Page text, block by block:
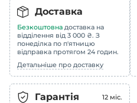
Доставка
Безкоштовна доставка на
відділення від 3 000 ₴. З
понеділка по п'ятницю
відправка протягом 24 годин.
Детальніше про доставку
Гарантія 12 міс.